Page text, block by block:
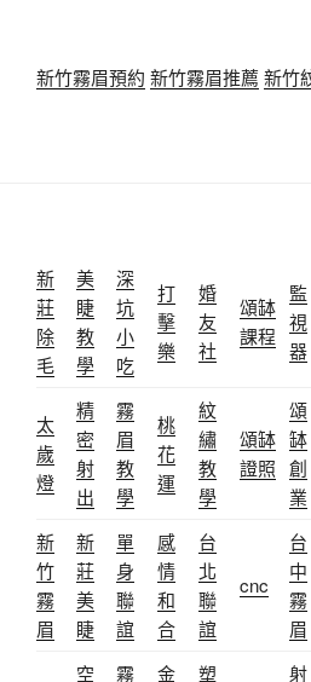
新竹霧眉預約 新竹霧眉推薦 新竹
新
莊
除
毛
美
睫
教
學
深
坑
小
吃
打
擊
樂
婚
友
社
頌缽
課程
監
視
器
太
歲
燈
精
密
射
出
霧
眉
教
學
桃
花
運
紋
繡
教
學
頌缽
證照
頌
缽
創
業
新
竹
霧
眉
新
莊
美
睫
單
身
聯
誼
感
情
和
合
台
北
聯
誼
cnc
台
中
霧
眉
空 霧 金 塑 射